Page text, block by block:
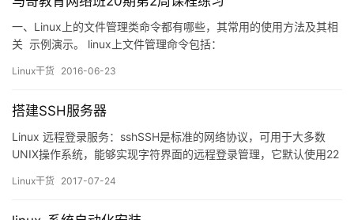
关 示例演示。 linux上文件管理命令包括：
ls,cat,pwd,cp,rm,cd,head,tail,more,less,cut,which,whereis,find,
mkdir,mv; 1、ls 命令；显示文件／文件夹清单 例如：如下显示列
UNIX操作系统，能够实现字符界面的远程登录管理，它默认使用22
号端口，采用密文的形式在网络中传输数据，相对于通过明文传输
的Telnet，具有更高的安全性。SSH提供了口令和密钥两种用户验证
方式传输的是用户的账户名和密码，这要求输入的…